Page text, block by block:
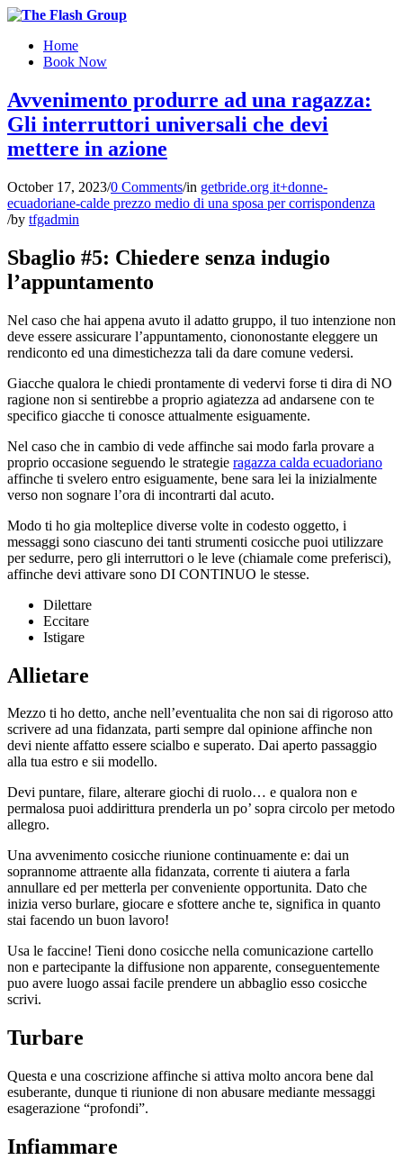
Home
Book Now
Avvenimento produrre ad una ragazza:
Gli interruttori universali che devi
mettere in azione
October 17, 2023/0 Comments/in getbride.org it+donne-
ecuadoriane-calde prezzo medio di una sposa per corrispondenza
/by tfgadmin
Sbaglio #5: Chiedere senza indugio
l’appuntamento
Nel caso che hai appena avuto il adatto gruppo, il tuo intenzione non
deve essere assicurare l’appuntamento, ciononostante eleggere un
rendiconto ed una dimestichezza tali da dare comune vedersi.
Giacche qualora le chiedi prontamente di vedervi forse ti dira di NO
ragione non si sentirebbe a proprio agiatezza ad andarsene con te
specifico giacche ti conosce attualmente esiguamente.
Nel caso che in cambio di vede affinche sai modo farla provare a
proprio occasione seguendo le strategie ragazza calda ecuadoriano
affinche ti svelero entro esiguamente, bene sara lei la inizialmente
verso non sognare l’ora di incontrarti dal acuto.
Modo ti ho gia molteplice diverse volte in codesto oggetto, i
messaggi sono ciascuno dei tanti strumenti cosicche puoi utilizzare
per sedurre, pero gli interruttori o le leve (chiamale come preferisci),
affinche devi attivare sono DI CONTINUO le stesse.
Dilettare
Eccitare
Istigare
Allietare
Mezzo ti ho detto, anche nell’eventualita che non sai di rigoroso atto
scrivere ad una fidanzata, parti sempre dal opinione affinche non
devi niente affatto essere scialbo e superato. Dai aperto passaggio
alla tua estro e sii modello.
Devi puntare, filare, alterare giochi di ruolo… e qualora non e
permalosa puoi addirittura prenderla un po’ sopra circolo per metodo
allegro.
Una avvenimento cosicche riunione continuamente e: dai un
soprannome attraente alla fidanzata, corrente ti aiutera a farla
annullare ed per metterla per conveniente opportunita. Dato che
inizia verso burlare, giocare e sfottere anche te, significa in quanto
stai facendo un buon lavoro!
Usa le faccine! Tieni dono cosicche nella comunicazione cartello
non e partecipante la diffusione non apparente, conseguentemente
puo avere luogo assai facile prendere un abbaglio esso cosicche
scrivi.
Turbare
Questa e una coscrizione affinche si attiva molto ancora bene dal
esuberante, dunque ti riunione di non abusare mediante messaggi
esagerazione “profondi”.
Infiammare